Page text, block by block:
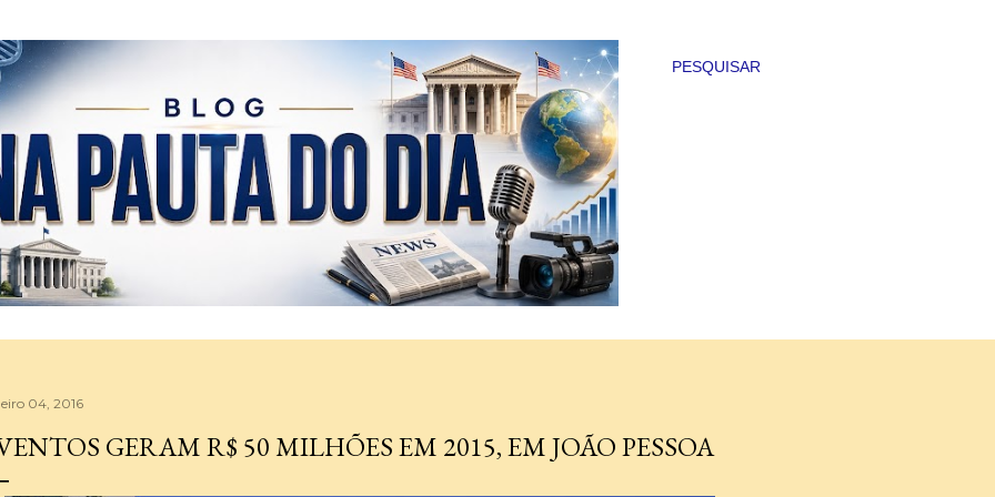
PESQUISAR
04, 2016
GERAM R$ 50 MILHÕES EM 2015, EM JOÃO PESSOA